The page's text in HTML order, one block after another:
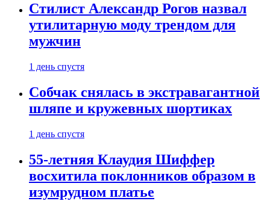
Стилист Александр Рогов назвал
утилитарную моду трендом для
мужчин
1 день спустя
Собчак снялась в экстравагантной
шляпе и кружевных шортиках
1 день спустя
55-летняя Клаудия Шиффер
восхитила поклонников образом в
изумрудном платье